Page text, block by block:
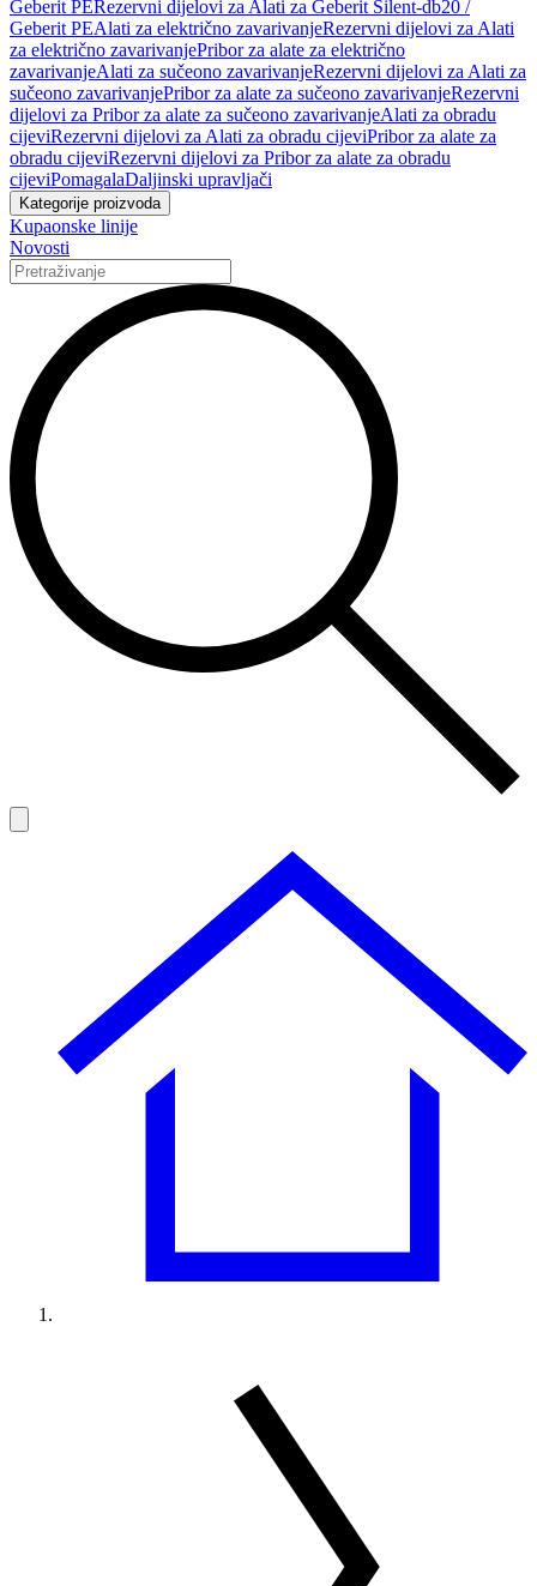
Geberit PERezervni dijelovi za Alati za Geberit Silent-db20 /
Geberit PEAlati za električno zavarivanjeRezervni dijelovi za Alati
za električno zavarivanjePribor za alate za električno
zavarivanjeAlati za sučeono zavarivanjeRezervni dijelovi za Alati za
sučeono zavarivanjePribor za alate za sučeono zavarivanjeRezervni
dijelovi za Pribor za alate za sučeono zavarivanjeAlati za obradu
cijeviRezervni dijelovi za Alati za obradu cijeviPribor za alate za
obradu cijeviRezervni dijelovi za Pribor za alate za obradu
cijeviPomagalaDaljinski upravljači
Kategorije proizvoda
Kupaonske linije
Novosti